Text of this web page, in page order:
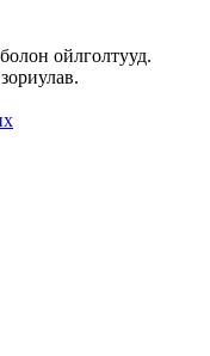
ойлголтууд.